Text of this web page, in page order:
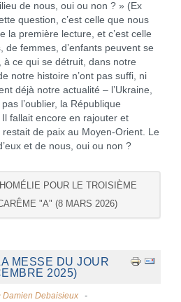
de nous, oui ou non ? » (Ex
question, c’est celle que nous
la première lecture, et c’est celle
de femmes, d’enfants peuvent se
à ce qui se détruit, dans notre
notre histoire n’ont pas suffi, ni
déjà notre actualité – l’Ukraine,
l’oublier, la République
fallait encore en rajouter et
restait de paix au Moyen-Orient. Le
et de nous, oui ou non ?
POUR LE TROISIÈME
"A" (8 MARS 2026)
MESSE DU JOUR
2025)
Damien Debaisieux